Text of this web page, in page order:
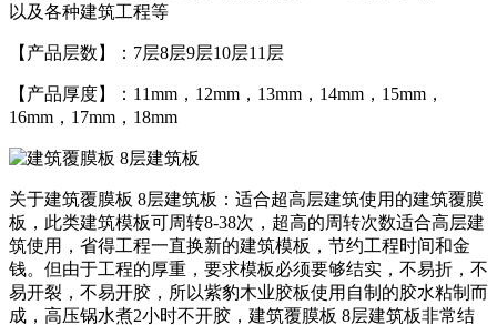
以及各种建筑工程等
【产品层数】：7层8层9层10层11层
【产品厚度】：11mm，12mm，13mm，14mm，15mm，
16mm，17mm，18mm
关于建筑覆膜板 8层建筑板：适合超高层建筑使用的建筑覆膜
板，此类建筑模板可周转8-38次，超高的周转次数适合高层建
筑使用，省得工程一直换新的建筑模板，节约工程时间和金
钱。但由于工程的厚重，要求模板必须要够结实，不易折，不
易开裂，不易开胶，所以紫豹木业胶板使用自制的胶水粘制而
成，高压锅水煮2小时不开胶，建筑覆膜板 8层建筑板非常结